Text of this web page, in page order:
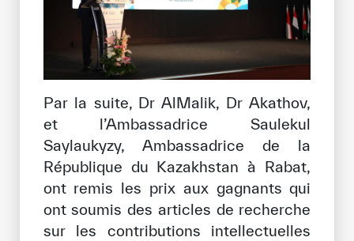
Par la suite, Dr AlMalik, Dr Akathov,
et l’Ambassadrice Saulekul
Saylaukyzy, Ambassadrice de la
République du Kazakhstan à Rabat,
ont remis les prix aux gagnants qui
ont soumis des articles de recherche
sur les contributions intellectuelles